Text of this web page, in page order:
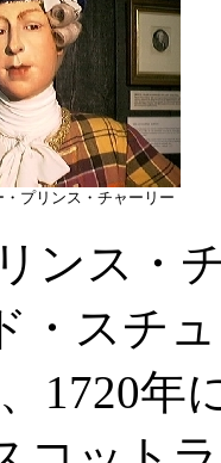
・プリンス・チャーリー
ス・
・スチ
1720